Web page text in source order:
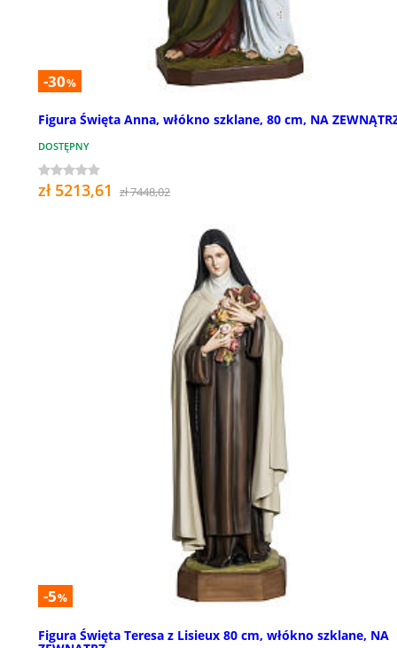
-30%
Figura Święta Anna, włókno szklane, 80 cm, NA
DOSTĘPNY
zł 5213,61 zł 7448,02
-5%
Figura Święta Teresa z Lisieux 80 cm, włókno szklane, NA